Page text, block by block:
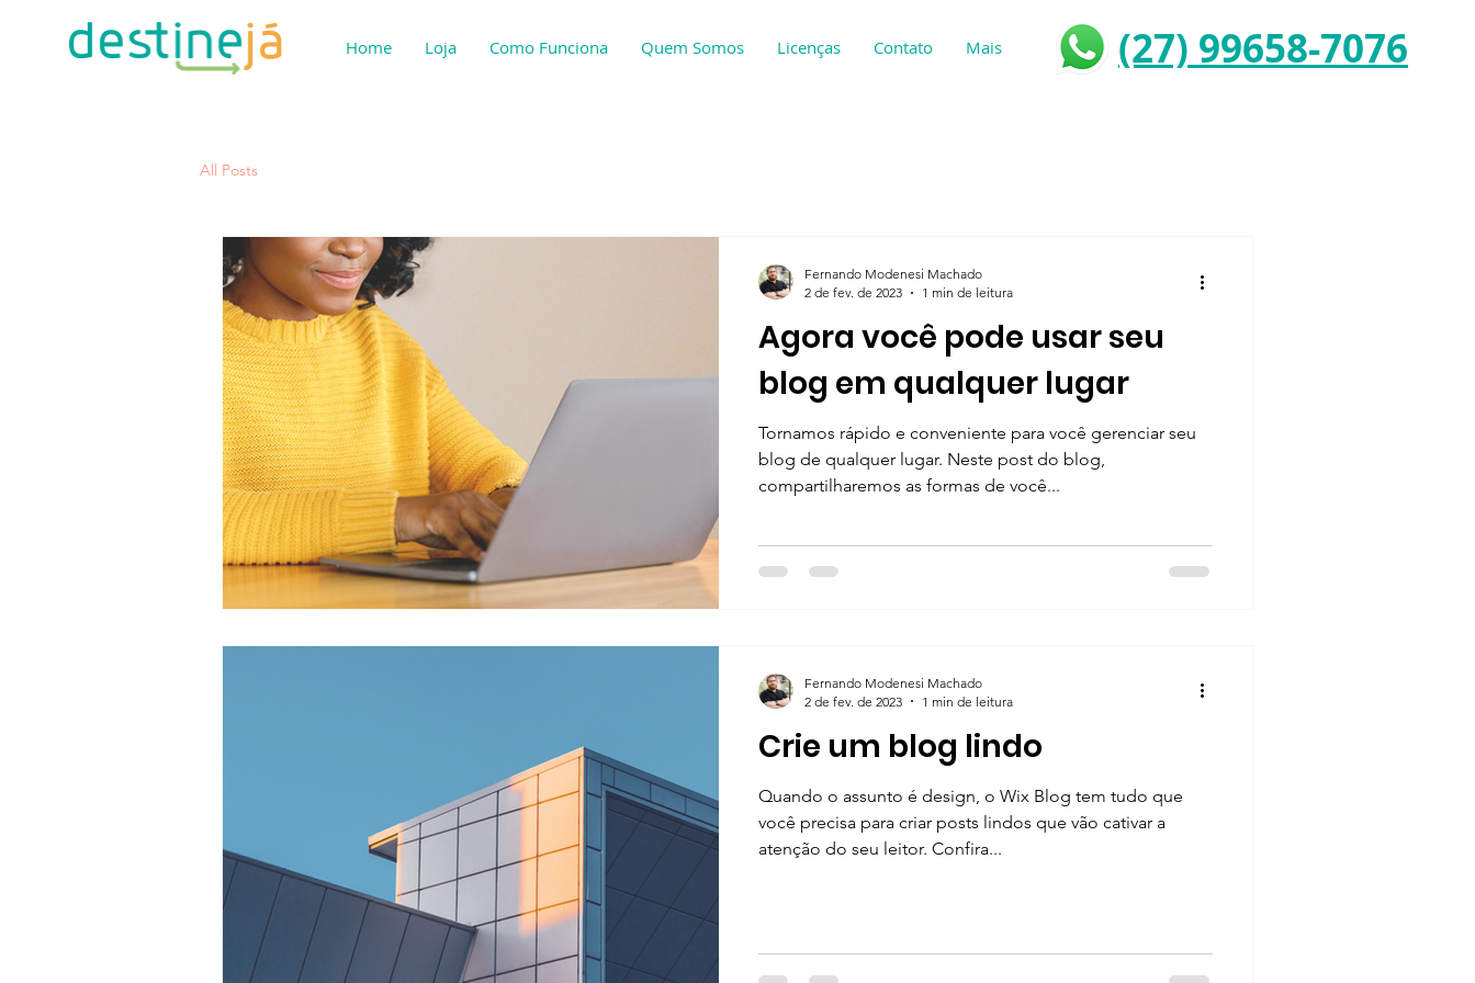
Home Loja Como Funciona Quem Somos Licenças Contato Mais (27) 99658-7076
All Posts
Agora você pode usar seu
blog em qualquer lugar
Tornamos rápido e conveniente para você gerenciar seu
blog de qualquer lugar. Neste post do blog,
compartilharemos as formas de você...
Fernando Modenesi Machado
2 de fev. de 2023
1 min de leitura
Crie um blog lindo
Quando o assunto é design, o Wix Blog tem tudo que
você precisa para criar posts lindos que vão cativar a
atenção do seu leitor. Confira...
Fernando Modenesi Machado
2 de fev. de 2023
1 min de leitura